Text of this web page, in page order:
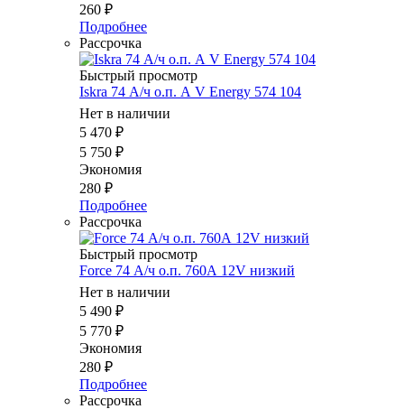
260 ₽
Подробнее
Рассрочка
Быстрый просмотр
Iskra 74 А/ч о.п. А V Energy 574 104
Нет в наличии
5 470 ₽
5 750 ₽
Экономия
280 ₽
Подробнее
Рассрочка
Быстрый просмотр
Force 74 А/ч о.п. 760А 12V низкий
Нет в наличии
5 490 ₽
5 770 ₽
Экономия
280 ₽
Подробнее
Рассрочка